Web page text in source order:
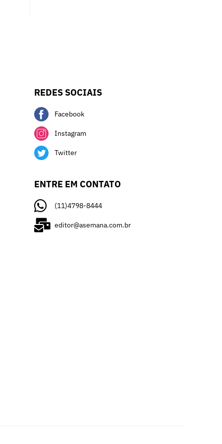
REDES SOCIAIS
Facebook
Instagram
Twitter
ENTRE EM CONTATO
(11)4798-8444
editor@asemana.com.br